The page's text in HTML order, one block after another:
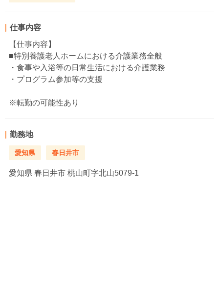
仕事内容
【仕事内容】
■特別養護老人ホームにおける介護業務全般
・食事や入浴等の日常生活における介護業務
・プログラム参加等の支援
※転勤の可能性あり
勤務地
愛知県 春日井市
愛知県 春日井市 桃山町字北山5079-1